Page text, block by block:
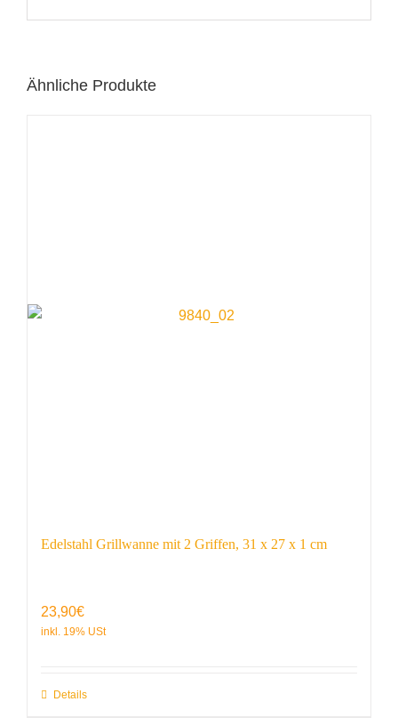
Ähnliche Produkte
Edelstahl Grillwanne mit 2 Griffen, 31 x 27 x 1 cm
23,90€
Details